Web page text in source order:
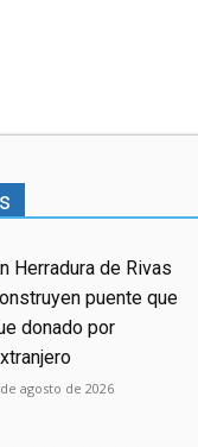
Herradura de Rivas
puente que
donado por
agosto de 2026